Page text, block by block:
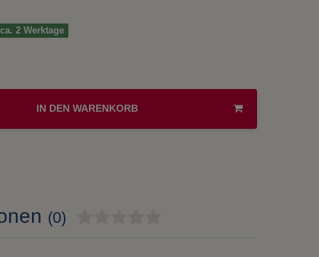
2 Werktage
IN DEN WARENKORB
(0)